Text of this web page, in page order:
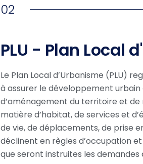
02
PLU - Plan Local
Le Plan Local d’Urbanisme (PLU)
à assurer le développement
d’aménagement du territoire et
matière d’habitat, de services et
de vie, de déplacements, de prise
déclinent en règles d’occupation et
que seront instruites les